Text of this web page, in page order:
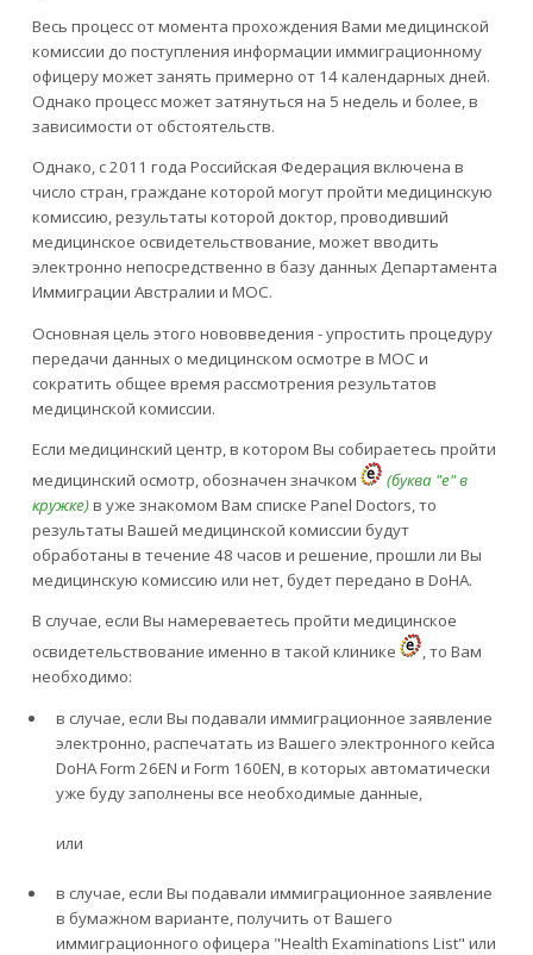
Весь процесс от момента прохождения Вами медицинской
комиссии до поступления информации иммиграционному
офицеру может занять примерно от 14 календарных дней.
Однако процесс может затянуться на 5 недель и более, в
зависимости от обстоятельств.
Однако, с 2011 года Российская Федерация включена в
число стран, граждане которой могут пройти медицинскую
комиссию, результаты которой доктор, проводивший
медицинское освидетельствование, может вводить
электронно непосредственно в базу данных Департамента
Иммиграции Австралии и MOC.
Основная цель этого нововведения - упростить процедуру
передачи данных о медицинском осмотре в MOC и
сократить общее время рассмотрения результатов
медицинской комиссии.
Если медицинский центр, в котором Вы собираетесь пройти
медицинский осмотр, обозначен значком
(буква "e" в
кружке)в уже знакомом Вам списке Panel Doctors, то
результаты Вашей медицинской комиссии будут
обработаны в течение 48 часов и решение, прошли ли Вы
медицинскую комиссию или нет, будет передано в DoHA.
В случае, если Вы намереваетесь пройти медицинское
освидетельствование именно в такой клинике
, то Вам
необходимо:
в случае, если Вы подавали иммиграционное заявление
электронно, распечатать из Вашего электронного кейса
DoHA Form 26EN и Form 160EN, в которых автоматически
уже буду заполнены все необходимые данные,
или
в случае, если Вы подавали иммиграционное заявление
в бумажном варианте, получить от Вашего
иммиграционного офицера "Health Examinations List" или